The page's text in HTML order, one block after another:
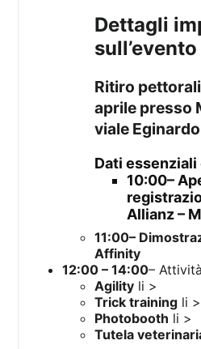
Dettagli importanti
sull’evento
Ritiro pettorali avverrà dal 3 al 5
aprile presso
viale
Dati
10:00–
Allianz –
11:00–
Affinity
12:00 – 14:00–
Agility li >
Trick training li >
Photobooth li >
Tutela